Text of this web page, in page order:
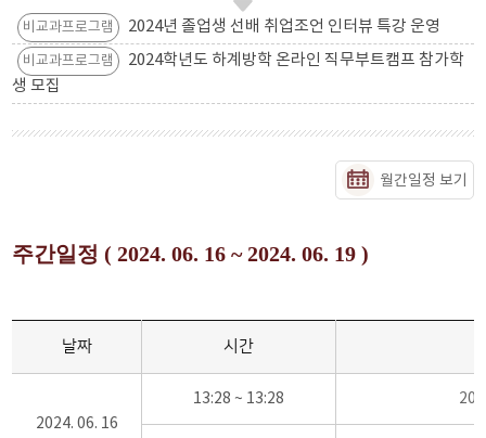
비교과프로그램 2024년 졸업생 선배 취업조언 인터뷰 특강 운영
비교과프로그램
2024학년도 하계방학 온라인 직무부트캠프 참가학
생 모집
월간일정 보기
주간일정 ( 2024. 06. 16 ~ 2024. 06. 19 )
날짜 시간
2024. 06. 16
13:28 ~ 13:28